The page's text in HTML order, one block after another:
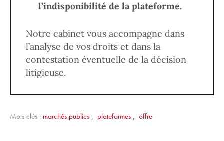
l’indisponibilité de la plateforme.
Notre cabinet vous accompagne dans
l’analyse de vos droits et dans la
contestation éventuelle de la décision
litigieuse.
Mots clés : marchés publics , plateformes , offre